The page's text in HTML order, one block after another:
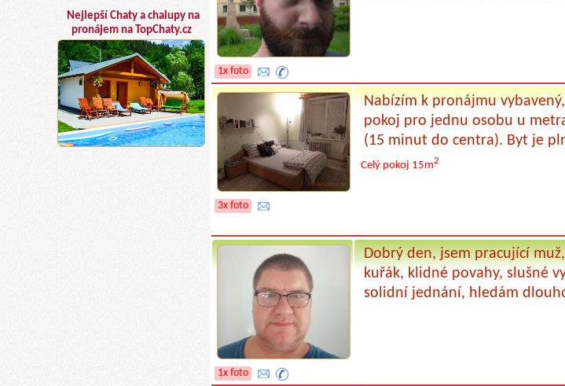
Nejlepší Chaty a chalupy na
pronájem na TopChaty.cz
1x foto
3x foto
Nabízím k pronájmu
pokoj pro jednu osobu u
(15 minut do centra). Byt je
Celý pokoj 15m2
1x foto
Dobrý den, jsem pracující
kuřák, klidné povahy, slušné
solidní jednání, hledám